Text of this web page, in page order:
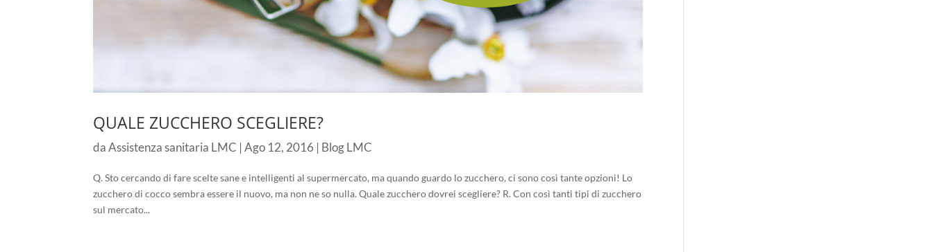
QUALE ZUCCHERO SCEGLIERE?
daAssistenza sanitaria LMC |Ago 12, 2016 | Blog LMC
Q. Sto cercando di fare scelte sane e intelligenti al supermercato, ma quando guardo lo zucchero, ci sono così tante opzioni! Lo
zucchero di cocco sembra essere il nuovo, ma non ne so nulla. Quale zucchero dovrei scegliere? R. Con così tanti tipi di zucchero
sul mercato...